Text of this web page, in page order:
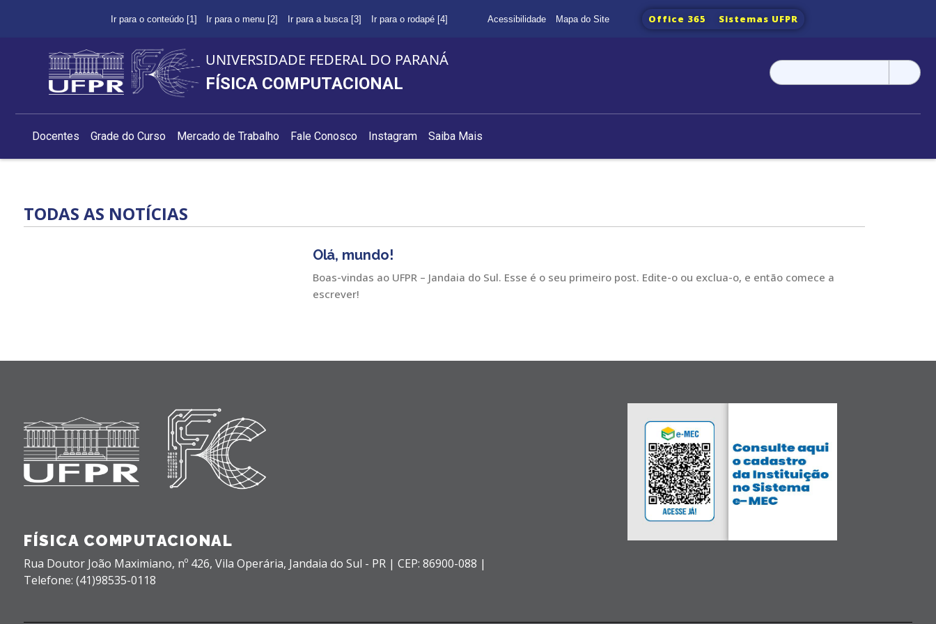
Ir para o conteúdo [1] Ir para o menu [2] Ir para a busca [3] Ir para o rodapé [4] Acessibilidade Mapa do Site Office 365 Sistemas UFPR
UNIVERSIDADE FEDERAL DO PARANÁ
FÍSICA COMPUTACIONAL
Pesquisar
por:
Docentes Grade do Curso Mercado de Trabalho Fale Conosco Instagram Saiba Mais
TODAS AS NOTÍCIAS
Olá, mundo!
Boas-vindas ao UFPR – Jandaia do Sul. Esse é o seu primeiro post. Edite-o ou exclua-o, e então comece a
escrever!
FÍSICA COMPUTACIONAL
Rua Doutor João Maximiano, nº 426, Vila Operária, Jandaia do Sul - PR | CEP: 86900-088 |
Telefone: (41)98535-0118